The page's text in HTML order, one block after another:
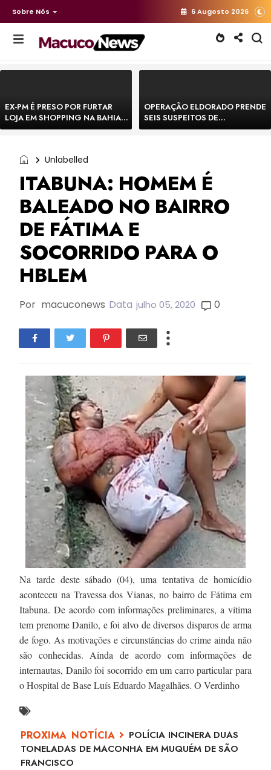
Sobre Nós 6 Augosto 2026
EX-PM É PRESO POR FURTAR
LOJA EM SHOPPING NA BAHIA E
ESCAPA CORRENDO DE
OPERAÇÃO ELDORADO PRENDE
SEIS SUSPEITOS DE
MOVIMENTAR R$ 25 MILHÕES
Unlabelled
ITABUNA: HOMEM É
BALEADO NO BAIRRO
DE FÁTIMA E
SOCORRIDO PARA O
HBLEM
Por macuconews Data julho 05, 2020 0
Na tarde deste sábado (04), uma tentativa de homicídio
aconteceu na Travessa dos Vianas, no bairro de Fátima em
Itabuna. De acordo com informações preliminares, a vítima
tem prenome Danilo, e foi alvo de diversos disparos de arma
de fogo. As motivações e circunstâncias do crime ainda não
são conhecidas. Ainda de acordo com informações de
internautas, Danilo foi socorrido em um carro particular para
o Hospital de Base Luís Eduardo Magalhães. O Verdinho
POLÍCIA INCINERA DUAS
TONELADAS DE MACONHA EM MUQUÉM DE SÃO
FRANCISCO